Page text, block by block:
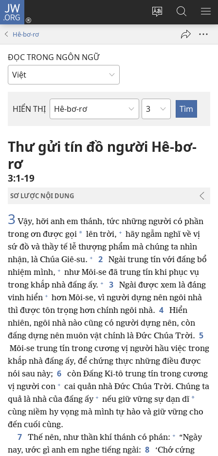
JW.ORG
Thay
Đăng
nhập
Tìm
kiếm
JW.ORG
Hê-bơ-rơ
ĐỌC TRONG NGÔN NGỮ
HIỂN THỊ
Sách
Kinh
Thánh
Chương
Thư gửi tín đồ người Hê-bơ-
rơ
3:1-19
SƠ LƯỢC NỘI DUNG
3 Vậy, hỡi anh em thánh, tức những người có phần
trong ơn được gọi * lên trời, + hãy ngẫm nghĩ về vị
sứ đồ và thầy tế lễ thượng phẩm mà chúng ta nhìn
nhận, là Chúa Giê-su. + 2
Ngài trung tín với đấng bổ
nhiệm mình, + như Môi-se đã trung tín khi phục vụ
trong khắp nhà đấng ấy. + 3
Ngài được xem là đáng
vinh hiển + hơn Môi-se, vì người dựng nên ngôi nhà
thì được tôn trọng hơn chính ngôi nhà. 4
Hiển
nhiên, ngôi nhà nào cũng có người dựng nên, còn
đấng dựng nên muôn vật chính là Đức Chúa Trời. 5
Môi-se trung tín trong cương vị người hầu việc trong
khắp nhà đấng ấy, để chứng thực những điều được
nói sau này; 6
còn Đấng Ki-tô trung tín trong cương
vị người con + cai quản nhà Đức Chúa Trời. Chúng ta
quả là nhà của đấng ấy + nếu giữ vững sự dạn dĩ *
cùng niềm hy vọng mà mình tự hào và giữ vững cho
đến cuối cùng.
7 Thế nên, như thần khí thánh có phán: + “Ngày
nay, ước gì anh em nghe tiếng ngài: 8
‘Chớ cứng